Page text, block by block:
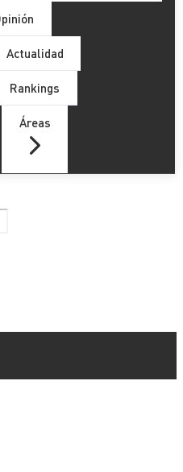
Actualidad
Rankings
Áreas